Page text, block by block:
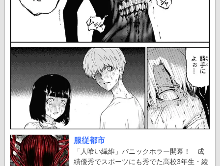
服従都市
「人喰い繊維」パニックホラー開幕！ 成
績優秀でスポーツにも秀でた高校3年生・綾